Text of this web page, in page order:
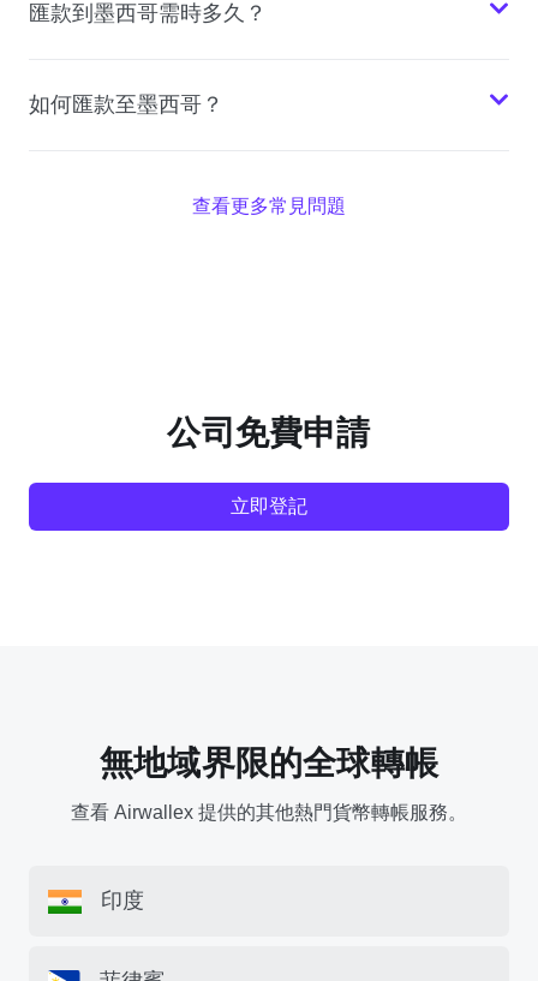
匯款到墨西哥需時多久？
如何匯款至墨西哥？
查看更多常見問題
公司免費申請
立即登記
無地域界限的全球轉帳
查看 Airwallex 提供的其他熱門貨幣轉帳服務。
印度